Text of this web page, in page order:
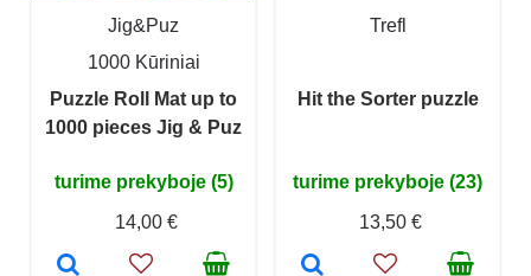
Jig&Puz
1000 Kūriniai
Puzzle Roll Mat up to
1000 pieces Jig & Puz
turime prekyboje (5)
14,00 €
Trefl
Hit the Sorter puzzle
turime prekyboje (23)
13,50 €